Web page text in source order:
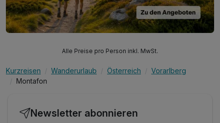
Alle Preise pro Person inkl. MwSt.
Kurzreisen Wanderurlaub Österreich
Vorarlberg
Montafon
Newsletter abonnieren